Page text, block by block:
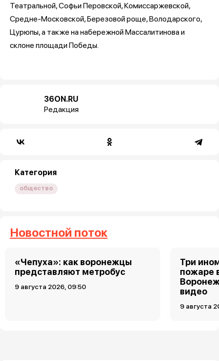
Театральной, Софьи Перовской, Комиссаржевской,
Средне-Московской, Березовой роще, Володарского,
Цурюпы, а также на набережной Массалитинова и
склоне площади Победы.
36ON.RU
Редакция
Категория
общество
Новостной поток
«Чепуха»: как воронежцы
представляют метробус
9 августа 2026, 09:50
Три
пожаре
видео
9 августа